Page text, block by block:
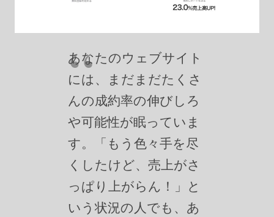
あなたのウェブサイト
には、まだまだたくさ
んの成約率の伸びしろ
や可能性が眠っていま
す。「もう色々手を尽
くしたけど、売上がさ
っぱり上がらん！」と
いう状況の人でも、あ